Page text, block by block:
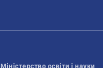
Міністерство освіти і науки